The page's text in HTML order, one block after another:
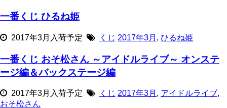
一番くじ ひるね姫
くじ 2017年3月 , ひるね姫
一番くじ おそ松さん ～アイドルライブ～ オンステ
ージ編＆バックステージ編
くじ 2017年3月 , アイドルライブ,
おそ松さん